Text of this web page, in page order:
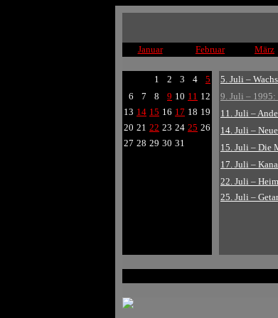
Januar Februar März
1 2 3 4
5
6
7 8 9 10 11 12
13 14 15 16 17 18 19
20 21 22 23 24 25 26
27 28 29 30 31
5. Juli –
9. Juli – 1995:
11. Juli –
14. Juli –
15. Juli – Die
17. Juli –
22. Juli –
25. Juli –